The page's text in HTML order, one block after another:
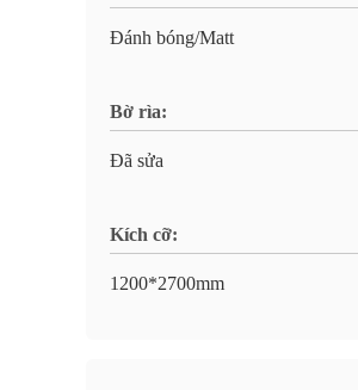
Đánh bóng/Matt
Bờ rìa:
Đã sửa
Kích cỡ:
1200*2700mm